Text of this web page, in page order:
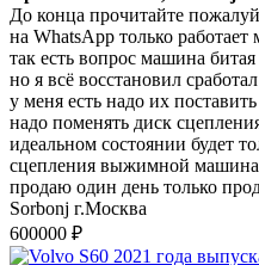
До конца прочитайте
на WhatsApp только
так есть вопрос машина
но я всё восстановил
у меня есть надо их
надо поменять диск
идеальном состоянии будет
сцепления выжимной машина
продаю один день только
Sorbonj г.Москва
600000 ₽